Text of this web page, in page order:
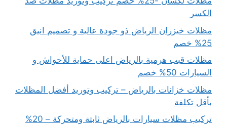
الكسر
مظلات خيزران الرياض ذو جودة عالية و تصميم انيق
25% خصم
مظلات قبب هرمية بالرياض اعلى حماية للأحواش و
السيارات 50% خصم
مظلات خزانات بالرياض – تركيب وتوريد أفضل المظلات
بأقل تكلفة
تركيب مظلات سيارات بالرياض ثابتة ومتحركة – 20%